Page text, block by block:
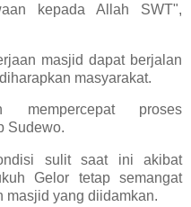
kepada Allah SWT",
masjid dapat berjalan
masyarakat.
mempercepat proses
Sudewo.
sulit saat ini akibat
Gelor tetap semangat
masjid yang diidamkan.